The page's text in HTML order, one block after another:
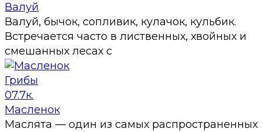
Валуй
Валуй, бычок, сопливик, кулачок, кульбик.
Встречается часто в лиственных, хвойных и
смешанных лесах с
Грибы
07.7к.
Масленок
Маслята — один из самых распространенных